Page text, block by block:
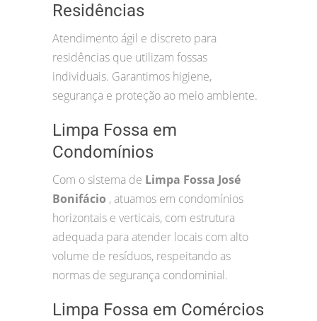
Residências
Atendimento ágil e discreto para
residências que utilizam fossas
individuais. Garantimos higiene,
segurança e proteção ao meio ambiente.
Limpa Fossa em
Condomínios
Com o sistema de Limpa Fossa José
Bonifácio , atuamos em condomínios
horizontais e verticais, com estrutura
adequada para atender locais com alto
volume de resíduos, respeitando as
normas de segurança condominial.
Limpa Fossa em Comércios